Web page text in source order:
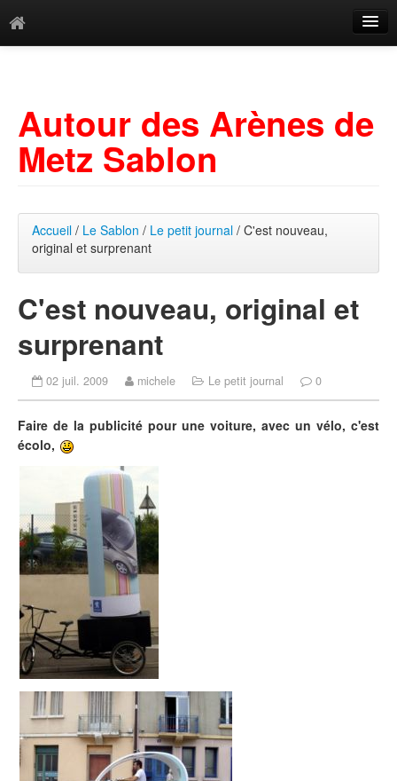
Mots-clés
Autour des Arènes de
Metz Sablon
Accueil / Le Sablon / Le petit journal / C'est nouveau,
original et surprenant
C'est nouveau, original et
surprenant
02 juil. 2009 michele Le petit journal 0
Faire de la publicité pour une voiture, avec un vélo, c'est
écolo,